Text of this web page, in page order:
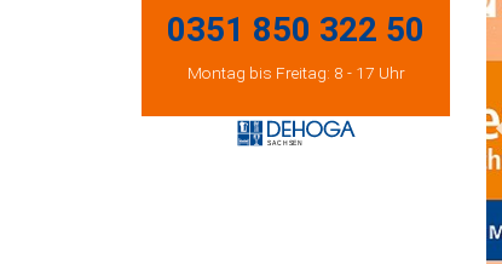
0351 850 322 50
Montag bis Freitag: 8 - 17 Uhr